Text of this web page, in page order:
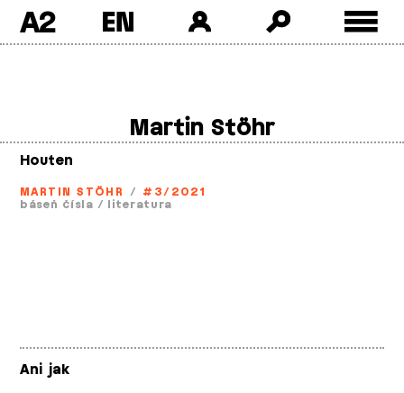
A2
Martin Stöhr
Houten
MARTIN STÖHR / #3/2021
báseň čísla / literatura
Ani jak